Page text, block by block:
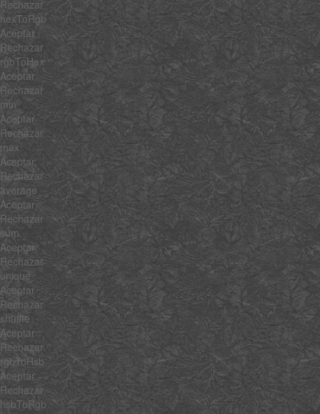
Rechazar
hexToRgb
Aceptar
Rechazar
rgbToHex
Aceptar
Rechazar
min
Aceptar
Rechazar
max
Aceptar
Rechazar
average
Aceptar
Rechazar
sum
Aceptar
Rechazar
unique
Aceptar
Rechazar
shuffle
Aceptar
Rechazar
rgbToHsb
Aceptar
Rechazar
hsbToRgb